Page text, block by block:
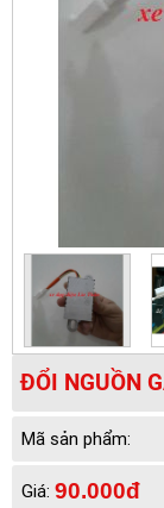
ĐỔI NGUỒN
Mã sản phẩm:
Giá: 90.000đ